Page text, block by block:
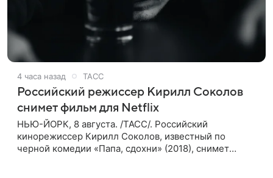
4 часа назад ТАСС
Российский режиссер Кирилл Соколов
снимет фильм для Netflix
НЬЮ-ЙОРК, 8 августа. /ТАСС/. Российский
кинорежиссер Кирилл Соколов, известный по
черной комедии «Папа, сдохни» (2018), снимет